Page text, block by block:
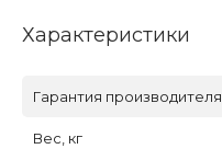
Характеристики
Гарантия производителя
Вес, кг